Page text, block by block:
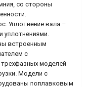
со стороны
Уплотнение вала –
уплотнениями.
встроенным
с
моделей
Модели с
поплавковым